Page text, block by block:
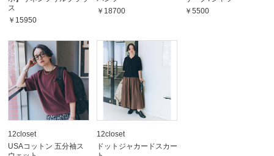
ス
￥15950
￥18700
￥5500
12closet
USAコットン 五分袖ス
12closet
ドットジャカードスカー